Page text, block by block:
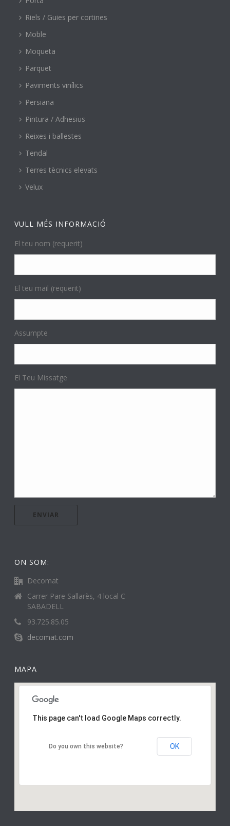
Riels / Guies per cortines
Moble
Moqueta
Parquet
Paviments vinílics
Persiana
Pintura / Adhesius
Reixes i ballestes
Tendal
Terres tècnics elevats
Velux
VULL MÉS INFORMACIÓ
El teu nom (requerit)
El teu mail (requerit)
Assumpte
El Teu Missatge
ON SOM:
Decomat
Carrer Pare Sallarès, 4 local C
SABADELL
93.725.85.05
decomat.com
MAPA
This page can't load Google Maps correctly.
Do you own this website? OK